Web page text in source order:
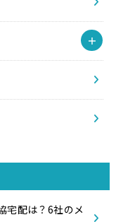
宅配は？6社のメ